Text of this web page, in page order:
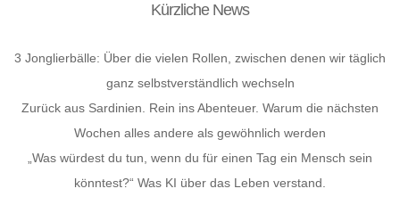
Kürzliche News
3 Jonglierbälle: Über die vielen Rollen, zwischen denen wir täglich
ganz selbstverständlich wechseln
Zurück aus Sardinien. Rein ins Abenteuer. Warum die nächsten
Wochen alles andere als gewöhnlich werden
„Was würdest du tun, wenn du für einen Tag ein Mensch sein
könntest?“ Was KI über das Leben verstand.